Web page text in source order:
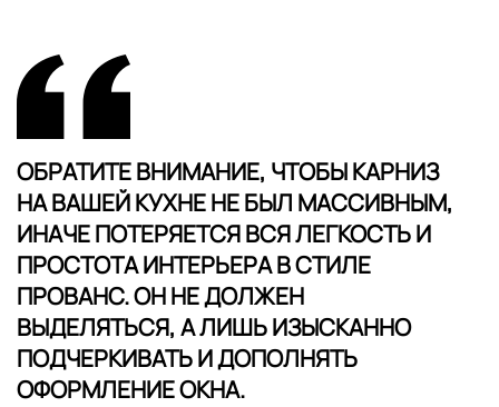
ОБРАТИТЕ ВНИМАНИЕ, ЧТОБЫ КАРНИЗ
НА ВАШЕЙ КУХНЕ НЕ БЫЛ МАССИВНЫМ,
ИНАЧЕ ПОТЕРЯЕТСЯ ВСЯ ЛЕГКОСТЬ И
ПРОСТОТА ИНТЕРЬЕРА В СТИЛЕ
ПРОВАНС. ОН НЕ ДОЛЖЕН
ВЫДЕЛЯТЬСЯ, А ЛИШЬ ИЗЫСКАННО
ПОДЧЕРКИВАТЬ И ДОПОЛНЯТЬ
ОФОРМЛЕНИЕ ОКНА.